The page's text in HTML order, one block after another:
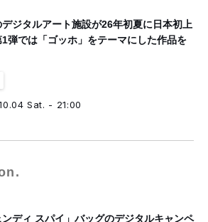
ジタルアート施設が26年初夏に日本初上
弾では「ゴッホ」をテーマにした作品を
Sat. - 21:00
ンディ スパイ」バッグのデジタルキャンペ